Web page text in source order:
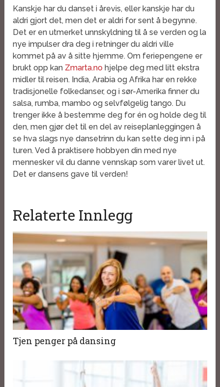
Kanskje har du danset i årevis, eller kanskje har du
aldri gjort det, men det er aldri for sent å begynne.
Det er en utmerket unnskyldning til å se verden og la
nye impulser dra deg i retninger du aldri ville
kommet på av å sitte hjemme. Om feriepengene er
brukt opp kan Zmarta.no hjelpe deg med litt ekstra
midler til reisen. India, Arabia og Afrika har en rekke
tradisjonelle folkedanser, og i sør-Amerika finner du
salsa, rumba, mambo og selvfølgelig tango. Du
trenger ikke å bestemme deg for én og holde deg til
den, men gjør det til en del av reiseplanleggingen å
se hva slags nye dansetrinn du kan sette deg inn i på
turen. Ved å praktisere hobbyen din med nye
mennesker vil du danne vennskap som varer livet ut.
Det er dansens gave til verden!
Relaterte Innlegg
Tjen penger på dansing